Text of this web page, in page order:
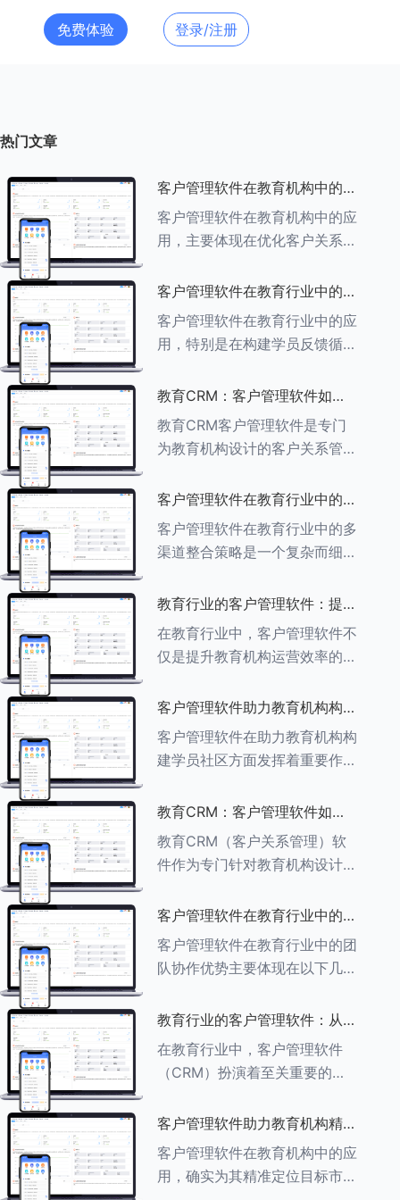
免费体验 登录/注册
热门文章
客户管理软件在教育机构中的应
用探索
客户管理软件在教育机构中的应
用，主要体现在优化客户关系管
作效率及促进业务增长等多个方
面。以下是对客户管理软件在教
育机构中应用的具体探索：
###一、
客户管理软件在教育行业中的学
员反馈循环机制
客户管理软件在教育行业中的应
用，特别是在构建学员反馈循环
用。以下是对客户管理软件在教
育行业中学员反馈循环机制的详
细分析： ###一、学员反馈循
环机制
教育CRM：客户管理软件如何
助力教育机构实现可持续发展
教育CRM客户管理软件是专门
为教育机构设计的客户关系管理
家长、教师及其他相关方的互
动，对教育机构实现可持续发展
具有重要意义。以下是教育
CRM如何助力教育
客户管理软件在教育行业中的多
渠道整合策略
客户管理软件在教育行业中的多
渠道整合策略是一个复杂而细致
多种渠道，提升教育机构的市场
竞争力、客户满意度和运营效
率。以下是对这一策略的具体分
析： ###
教育行业的客户管理软件：提升
家长参与度的关键
在教育行业中，客户管理软件不
仅是提升教育机构运营效率的重
促进家校合作的关键。以下将详
细探讨如何通过教育行业的客户
管理软件来提升家长的参与度。
###
客户管理软件助力教育机构构建
学员社区
客户管理软件在助力教育机构构
建学员社区方面发挥着重要作
述其助力作用： ###一、学员
信息管理 客户管理软件具备强
大的学员信息管理功能，能够集
中存储
教育CRM：客户管理软件如何
增强教育品牌影响力
教育CRM（客户关系管理）软
件作为专门针对教育机构设计的
影响力方面发挥着重要作用。以
下详细分析教育CRM软件如何
助力提升教育品牌影响力：
###一、
客户管理软件在教育行业中的团
队协作优势
客户管理软件在教育行业中的团
队协作优势主要体现在以下几个
与共享 客户管理软件作为强大
的信息存储库，能够整合并记录
学生的基本信息（如姓名、年
龄、联
教育行业的客户管理软件：从招
生到毕业的全方位管理
在教育行业中，客户管理软件
（CRM）扮演着至关重要的角
全方位管理，提升教育机构的管
理效率和学员满意度。以下是一
些适合教育行业的CRM软件及
其功能特点：
客户管理软件助力教育机构精准
定位目标市场
客户管理软件在教育机构中的应
用，确实为其精准定位目标市场